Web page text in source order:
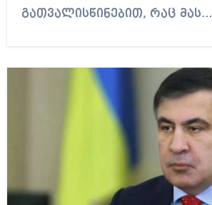
გათვალისწინებით, რაც მას…